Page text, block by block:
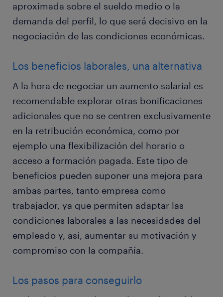
aproximada sobre el sueldo medio o la
demanda del perfil, lo que será decisivo en la
negociación de las condiciones económicas.
Los beneficios laborales, una alternativa
A la hora de negociar un aumento salarial es
recomendable explorar otras bonificaciones
adicionales que no se centren exclusivamente
en la retribución económica, como por
ejemplo una flexibilización del horario o
acceso a formación pagada. Este tipo de
beneficios pueden suponer una mejora para
ambas partes, tanto empresa como
trabajador, ya que permiten adaptar las
condiciones laborales a las necesidades del
empleado y, así, aumentar su motivación y
compromiso con la compañía.
Los pasos para conseguirlo